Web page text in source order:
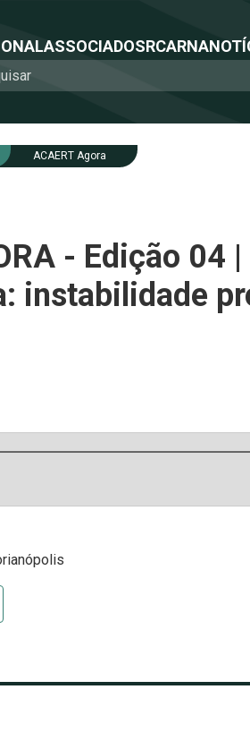
ASSOCIADOSRCARNA
ACAERT Agora
- Edição 04
instabilidade